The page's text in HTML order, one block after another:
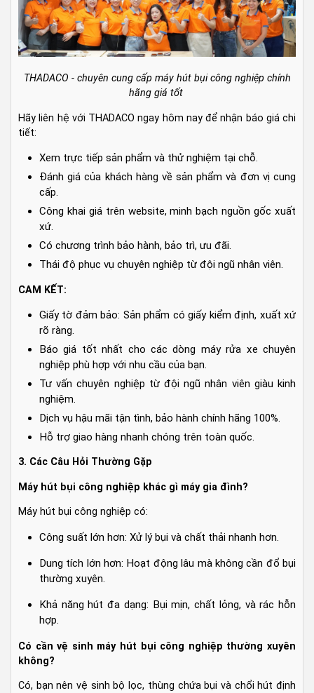
THADACO - chuyên cung cấp máy hút bụi công nghiệp chính
hãng giá tốt
Hãy liên hệ với THADACO ngay hôm nay để nhận báo giá chi
tiết:
Xem trực tiếp sản phẩm và thử nghiệm tại chỗ.
Đánh giá của khách hàng về sản phẩm và đơn vị cung
cấp.
Công khai giá trên website, minh bạch nguồn gốc xuất
xứ.
Có chương trình bảo hành, bảo trì, ưu đãi.
Thái độ phục vụ chuyên nghiệp từ đội ngũ nhân viên.
CAM KẾT:
Giấy tờ đảm bảo: Sản phẩm có giấy kiểm định, xuất xứ
rõ ràng.
Báo giá tốt nhất cho các dòng máy rửa xe chuyên
nghiệp phù hợp với nhu cầu của bạn.
Tư vấn chuyên nghiệp từ đội ngũ nhân viên giàu kinh
nghiệm.
Dịch vụ hậu mãi tận tình, bảo hành chính hãng 100%.
Hỗ trợ giao hàng nhanh chóng trên toàn quốc.
3. Các Câu Hỏi Thường Gặp
Máy hút bụi công nghiệp khác gì máy gia đình?
Máy hút bụi công nghiệp có:
Công suất lớn hơn: Xử lý bụi và chất thải nhanh hơn.
Dung tích lớn hơn: Hoạt động lâu mà không cần đổ bụi
thường xuyên.
Khả năng hút đa dạng: Bụi mịn, chất lỏng, và rác hỗn
hợp.
Có cần vệ sinh máy hút bụi công nghiệp thường xuyên
không?
Có, bạn nên vệ sinh bộ lọc, thùng chứa bụi và chổi hút định